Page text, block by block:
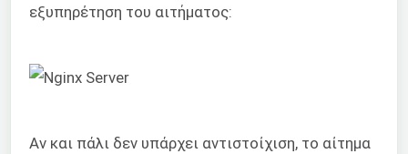
εξυπηρέτηση του αιτήματος:
Αν και πάλι δεν υπάρχει αντιστοίχιση, το αίτημα